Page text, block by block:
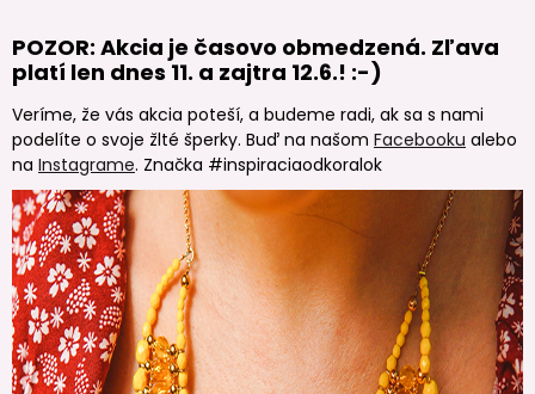
POZOR: Akcia je časovo obmedzená. Zľava
platí len dnes 11. a zajtra 12.6.! :-)
Veríme, že vás akcia poteší, a budeme radi, ak sa s nami
podelíte o svoje žlté šperky. Buď na našom Facebooku alebo
na Instagrame. Značka #inspiraciaodkoralok